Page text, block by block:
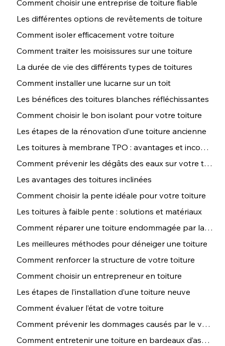
Comment choisir une entreprise de toiture fiable
Les différentes options de revêtements de toiture
Comment isoler efficacement votre toiture
Comment traiter les moisissures sur une toiture
La durée de vie des différents types de toitures
Comment installer une lucarne sur un toit
Les bénéfices des toitures blanches réfléchissantes
Comment choisir le bon isolant pour votre toiture
Les étapes de la rénovation d’une toiture ancienne
Les toitures à membrane TPO : avantages et inconvénients
Comment prévenir les dégâts des eaux sur votre toiture
Les avantages des toitures inclinées
Comment choisir la pente idéale pour votre toiture
Les toitures à faible pente : solutions et matériaux
Comment réparer une toiture endommagée par la grêle
Les meilleures méthodes pour déneiger une toiture
Comment renforcer la structure de votre toiture
Comment choisir un entrepreneur en toiture
Les étapes de l’installation d’une toiture neuve
Comment évaluer l’état de votre toiture
Comment prévenir les dommages causés par le vent sur votre toit
Comment entretenir une toiture en bardeaux d’asphalte